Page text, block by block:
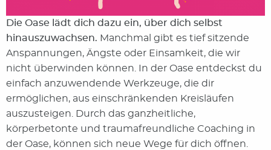
Die Oase lädt dich dazu ein, über dich selbst
hinauszuwachsen. Manchmal gibt es tief sitzende
Anspannungen, Ängste oder Einsamkeit, die wir
nicht überwinden können. In der Oase entdeckst du
einfach anzuwendende Werkzeuge, die dir
ermöglichen, aus einschränkenden Kreisläufen
auszusteigen. Durch das ganzheitliche,
körperbetonte und traumafreundliche Coaching in
der Oase, können sich neue Wege für dich öffnen.